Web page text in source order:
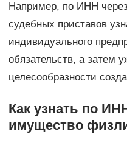
Например, по ИНН
судебных приставов
индивидуального
обязательств, а затем
целесообразности
Как узнать по
имущество